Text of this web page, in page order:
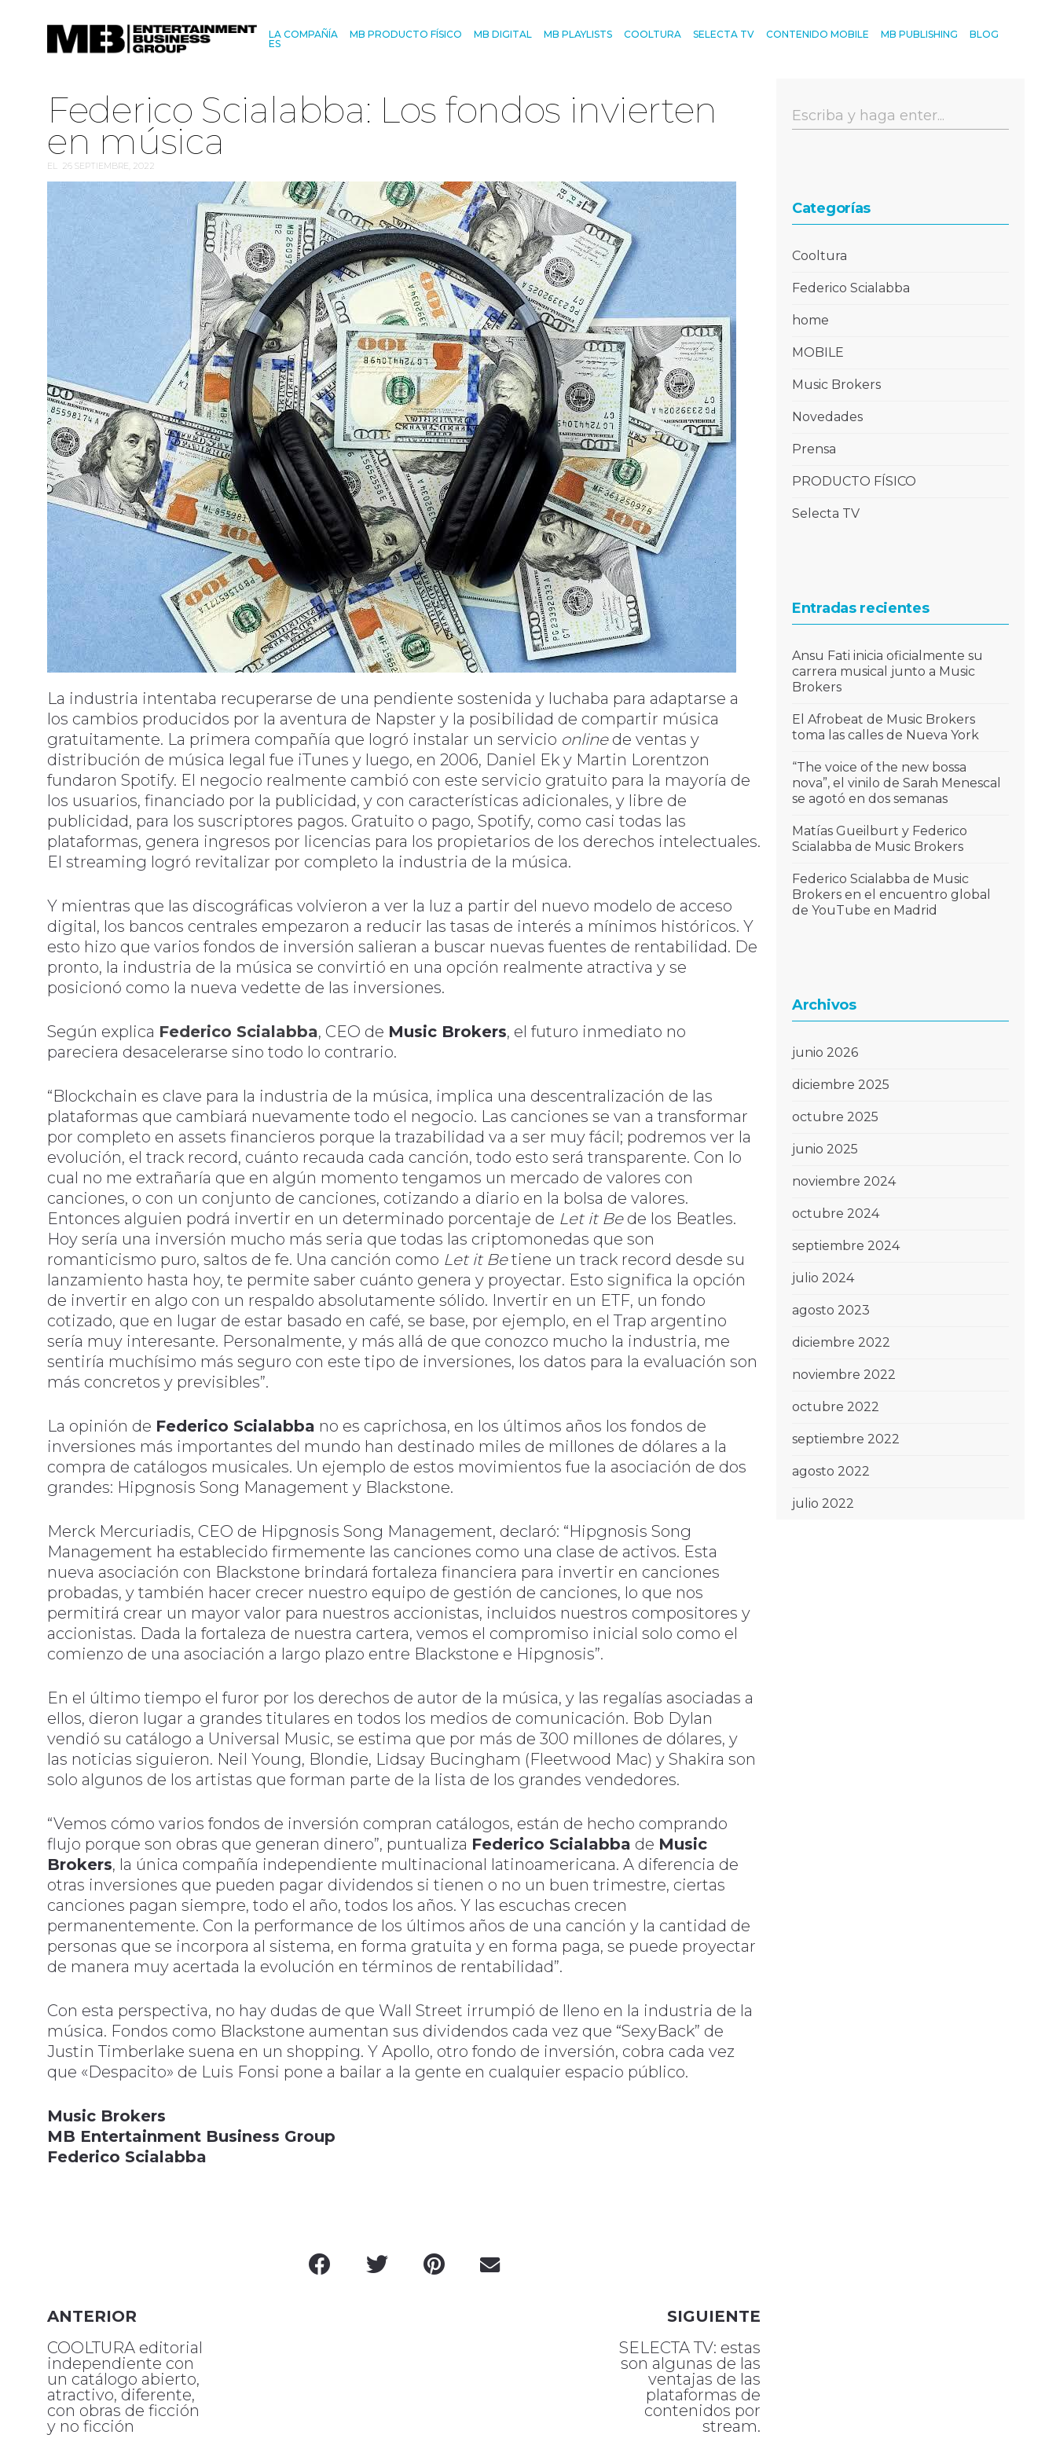
LA COMPAÑÍA MB PRODUCTO FÍSICO MB DIGITAL MB PLAYLISTS COOLTURA SELECTA TV CONTENIDO MOBILE MB PUBLISHING
BLOG
ES
Federico Scialabba: Los fondos invierten
en música
EL 26 SEPTIEMBRE, 2022
La industria intentaba recuperarse de una pendiente sostenida y luchaba para adaptarse a
los cambios producidos por la aventura de Napster y la posibilidad de compartir música
gratuitamente. La primera compañía que logró instalar un servicio onlinede ventas y
distribución de música legal fue iTunes y luego, en 2006, Daniel Ek y Martin Lorentzon
fundaron Spotify. El negocio realmente cambió con este servicio gratuito para la mayoría de
los usuarios, financiado por la publicidad, y con características adicionales, y libre de
publicidad, para los suscriptores pagos. Gratuito o pago, Spotify, como casi todas las
plataformas, genera ingresos por licencias para los propietarios de los derechos intelectuales.
El streaming logró revitalizar por completo la industria de la música.
Y mientras que las discográficas volvieron a ver la luz a partir del nuevo modelo de acceso
digital, los bancos centrales empezaron a reducir las tasas de interés a mínimos históricos. Y
esto hizo que varios fondos de inversión salieran a buscar nuevas fuentes de rentabilidad. De
pronto, la industria de la música se convirtió en una opción realmente atractiva y se
posicionó como la nueva vedette de las inversiones.
Según explica Federico Scialabba, CEO de Music Brokers, el futuro inmediato no
pareciera desacelerarse sino todo lo contrario.
“Blockchain es clave para la industria de la música, implica una descentralización de las
plataformas que cambiará nuevamente todo el negocio. Las canciones se van a transformar
por completo en assets financieros porque la trazabilidad va a ser muy fácil; podremos ver la
evolución, el track record, cuánto recauda cada canción, todo esto será transparente. Con lo
cual no me extrañaría que en algún momento tengamos un mercado de valores con
canciones, o con un conjunto de canciones, cotizando a diario en la bolsa de valores.
Entonces alguien podrá invertir en un determinado porcentaje de Let it Be de los Beatles.
Hoy sería una inversión mucho más seria que todas las criptomonedas que son
romanticismo puro, saltos de fe. Una canción como Let it Betiene un track record desde su
lanzamiento hasta hoy, te permite saber cuánto genera y proyectar. Esto significa la opción
de invertir en algo con un respaldo absolutamente sólido. Invertir en un ETF, un fondo
cotizado, que en lugar de estar basado en café, se base, por ejemplo, en el Trap argentino
sería muy interesante. Personalmente, y más allá de que conozco mucho la industria, me
sentiría muchísimo más seguro con este tipo de inversiones, los datos para la evaluación son
más concretos y previsibles”.
La opinión de Federico Scialabba no es caprichosa, en los últimos años los fondos de
inversiones más importantes del mundo han destinado miles de millones de dólares a la
compra de catálogos musicales. Un ejemplo de estos movimientos fue la asociación de dos
grandes: Hipgnosis Song Management y Blackstone.
Merck Mercuriadis, CEO de Hipgnosis Song Management, declaró: “Hipgnosis Song
Management ha establecido firmemente las canciones como una clase de activos. Esta
nueva asociación con Blackstone brindará fortaleza financiera para invertir en canciones
probadas, y también hacer crecer nuestro equipo de gestión de canciones, lo que nos
permitirá crear un mayor valor para nuestros accionistas, incluidos nuestros compositores y
accionistas. Dada la fortaleza de nuestra cartera, vemos el compromiso inicial solo como el
comienzo de una asociación a largo plazo entre Blackstone e Hipgnosis”.
En el último tiempo el furor por los derechos de autor de la música, y las regalías asociadas a
ellos, dieron lugar a grandes titulares en todos los medios de comunicación. Bob Dylan
vendió su catálogo a Universal Music, se estima que por más de 300 millones de dólares, y
las noticias siguieron. Neil Young, Blondie, Lidsay Bucingham (Fleetwood Mac) y Shakira son
solo algunos de los artistas que forman parte de la lista de los grandes vendedores.
“Vemos cómo varios fondos de inversión compran catálogos, están de hecho comprando
flujo porque son obras que generan dinero”, puntualiza Federico Scialabba de Music
Brokers, la única compañía independiente multinacional latinoamericana. A diferencia de
otras inversiones que pueden pagar dividendos si tienen o no un buen trimestre, ciertas
canciones pagan siempre, todo el año, todos los años. Y las escuchas crecen
permanentemente. Con la performance de los últimos años de una canción y la cantidad de
personas que se incorpora al sistema, en forma gratuita y en forma paga, se puede proyectar
de manera muy acertada la evolución en términos de rentabilidad”.
Con esta perspectiva, no hay dudas de que Wall Street irrumpió de lleno en la industria de la
música. Fondos como Blackstone aumentan sus dividendos cada vez que “SexyBack” de
Justin Timberlake suena en un shopping. Y Apollo, otro fondo de inversión, cobra cada vez
que «Despacito» de Luis Fonsi pone a bailar a la gente en cualquier espacio público.
Music Brokers
MB Entertainment Business Group
Federico Scialabba
ANTERIOR
COOLTURA editorial
independiente con
un catálogo abierto,
atractivo, diferente,
con obras de ficción
y no ficción
SIGUIENTE
SELECTA TV: estas
son algunas de las
ventajas de las
plataformas de
contenidos por
stream.
Categorías
Cooltura
Federico Scialabba
home
MOBILE
Music Brokers
Novedades
Prensa
PRODUCTO FÍSICO
Selecta TV
Entradas recientes
Ansu Fati inicia oficialmente su
carrera musical junto a Music
Brokers
El Afrobeat de Music Brokers
toma las calles de Nueva York
“The voice of the new bossa
nova”, el vinilo de Sarah Menescal
se agotó en dos semanas
Matías Gueilburt y Federico
Scialabba de Music Brokers
Federico Scialabba de Music
Brokers en el encuentro global
de YouTube en Madrid
Archivos
junio 2026
diciembre 2025
octubre 2025
junio 2025
noviembre 2024
octubre 2024
septiembre 2024
julio 2024
agosto 2023
diciembre 2022
noviembre 2022
octubre 2022
septiembre 2022
agosto 2022
julio 2022